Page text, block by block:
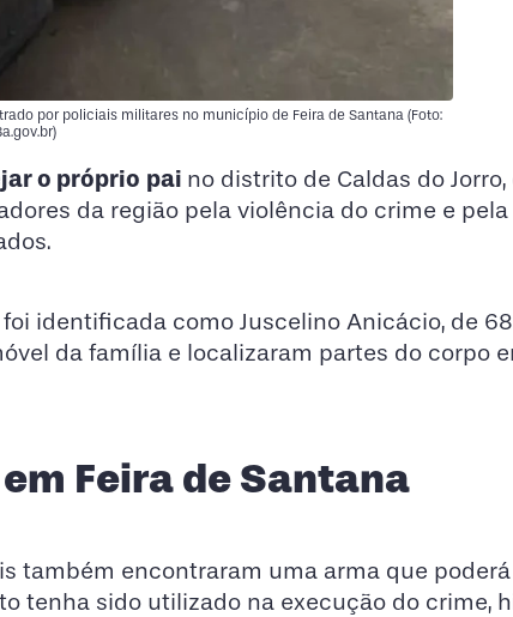
por policiais militares no município de Feira de Santana (Foto:
o próprio pai no distrito de Caldas do Jorro,
da região pela violência do crime e
identificada como Juscelino Anicácio, de
da família e localizaram partes do corpo
Feira de Santana
também encontraram uma arma que
tenha sido utilizado na execução do crime,